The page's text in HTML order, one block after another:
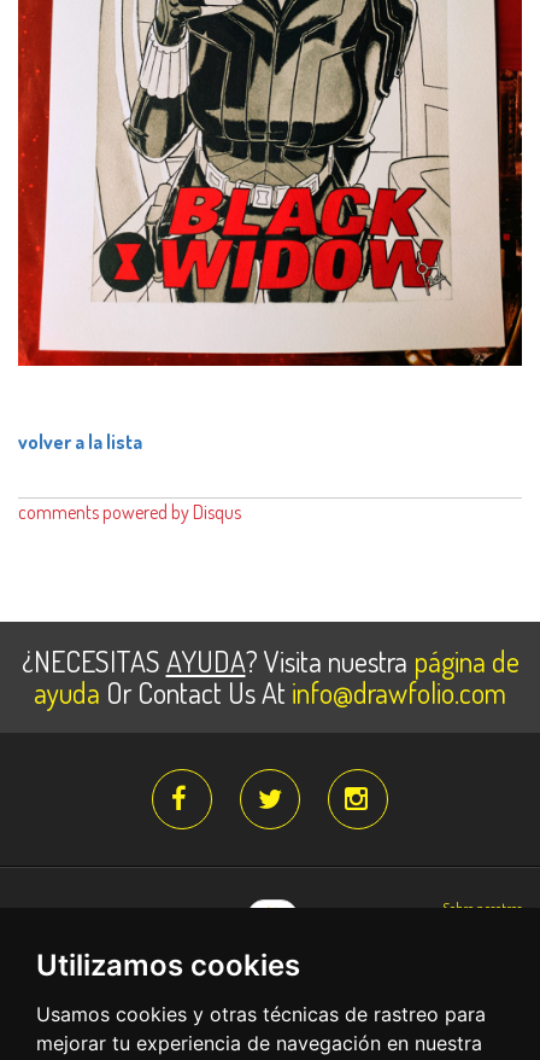
Utilizamos cookies
Usamos cookies y otras técnicas de rastreo para
mejorar tu experiencia de navegación en nuestra
volver a la lista
comments powered by Disqus
¿NECESITASAYUDA? Visita nuestra página de
ayuda Or Contact Us At info@drawfolio.com
Sobre nosotros
Regístrate gratis